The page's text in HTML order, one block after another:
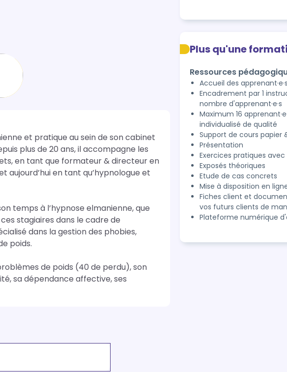
et pratique au sein de son cabinet
plus de 20 ans, il accompagne les
en tant que formateur & directeur en
aujourd’hui en tant qu’hypnologue et
temps à l’hypnose elmanienne, que
stagiaires dans le cadre de
dans la gestion des phobies,
poids.
de poids (40 de perdu), son
sa dépendance affective, ses
Plus qu'une
Ressources
Accueil des
Encadrement par 1
nombre d'apprenant·e·s
Maximum 16
individualisé de qualité
Support de cours papier
Présentation
Exercices pratiques
Exposés théoriques
Etude de cas concrets
Mise à disposition en
Fiches client et
vos futurs clients de
Plateforme numérique